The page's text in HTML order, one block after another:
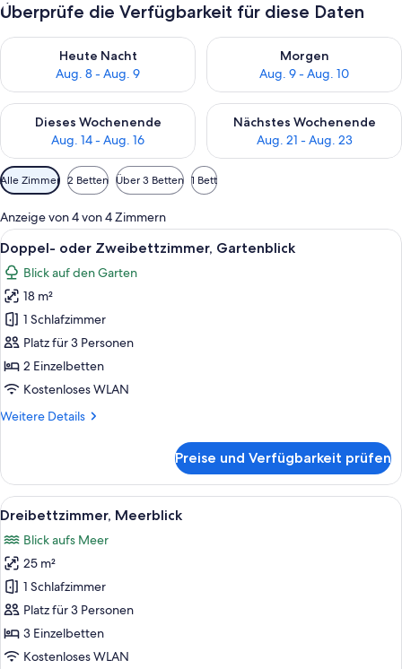
Überprüfe die Verfügbarkeit für diese Daten
Heute Nacht
Aug. 8 - Aug. 9
Überprüfe die Verfügbarkeit für heute Nacht, Aug. 8 - Aug. 9.
Morgen
Aug. 9 - Aug. 10
Überprüfe die Verfügbarkeit
Dieses Wochenende
Aug. 14 - Aug. 16
Überprüfe die Verfügbarkeit für dieses Wochenende, Aug. 14
Nächstes Wochenende
Aug. 21 - Aug. 23
Überprüfe die Verfügbarkeit
Verfügbare
Filter
für
Zimmer
Alle Zimmer 2 Betten Über 3 Betten 1 Bett
Anzeige von 4 von 4 Zimmern
Alle
Fotos
für
Doppel-
oder
Zweibettzimmer,
Gartenblick
anzeigen
Ein Hotelzimmer mit Bett,
14
Doppel- oder Zweibettzimmer, Gartenblick
Blick auf den Garten
18 m²
1 Schlafzimmer
Platz für 3 Personen
2 Einzelbetten
Kostenloses WLAN
Weitere Details
Weitere
oder
Zweibettzimmer,
Gartenblick
Preise und Verfügbarkeit prüfen
Alle
Fotos
für
Dreibettzimmer,
Meerblick
anzeigen
Ein Schlafzimmer mit zwei Betten,
19
Dreibettzimmer, Meerblick
Blick aufs Meer
25 m²
1 Schlafzimmer
Platz für 3 Personen
3 Einzelbetten
Kostenloses WLAN